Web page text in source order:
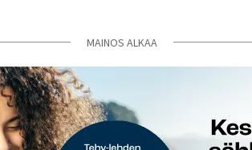
MAINOS ALKAA